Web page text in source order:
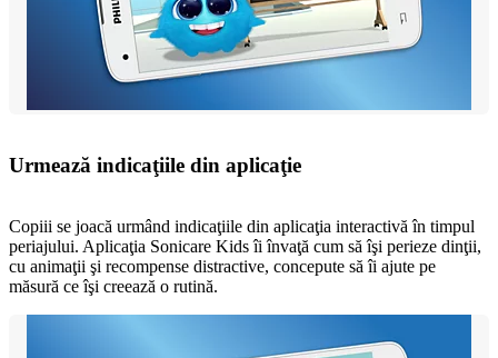
Urmează indicaţiile din aplicaţie
Copiii se joacă urmând indicaţiile din aplicaţia interactivă în timpul
periajului. Aplicaţia Sonicare Kids îi învaţă cum să îşi perieze dinţii,
cu animaţii şi recompense distractive, concepute să îi ajute pe
măsură ce îşi creează o rutină.